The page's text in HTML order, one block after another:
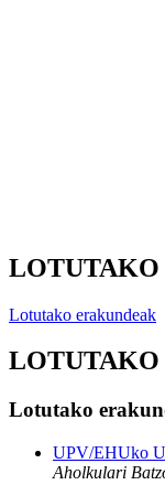
LOTUTAKO
Lotutako erakundeak
Lotutako
UPV/EHUko
Aholkulari